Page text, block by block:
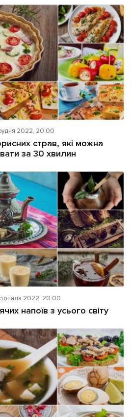
2022, 20:00
страв, які можна
за 30 хвилин
2022, 20:00
напоїв з усього світу